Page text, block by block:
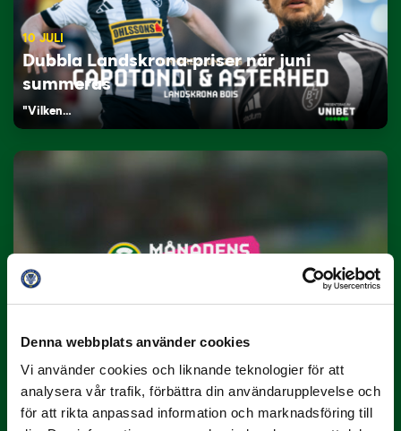
Denna webbplats använder cookies
Vi använder cookies och liknande teknologier för att
analysera vår trafik, förbättra din användarupplevelse och
för att rikta anpassad information och marknadsföring till
10 JULI
Dubbla Landskrona-priser när juni
summeras
"Vilken…
9 JULI
Han gjorde Månadens Mål i juni: ”En